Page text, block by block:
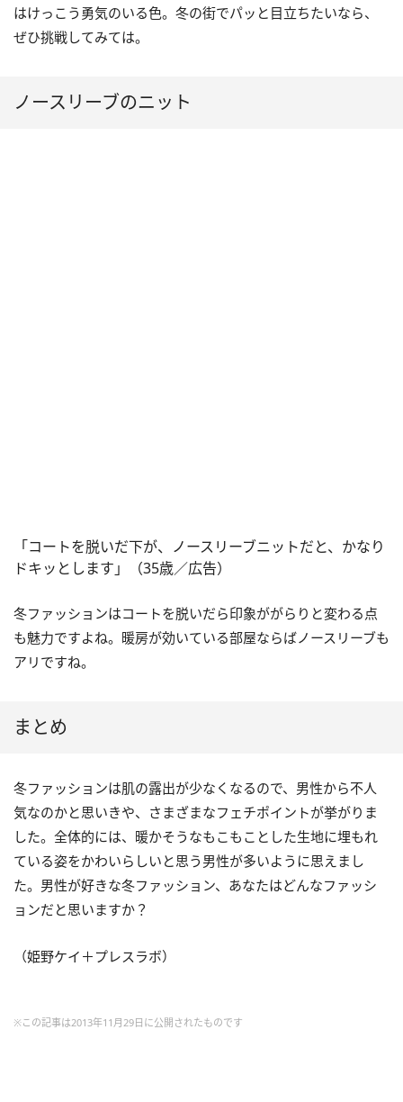
はけっこう勇気のいる色。冬の街でパッと目立ちたいなら、
ぜひ挑戦してみては。
ノースリーブのニット
「コートを脱いだ下が、ノースリーブニットだと、かなり
ドキッとします」（35歳／広告）
冬ファッションはコートを脱いだら印象ががらりと変わる点
も魅力ですよね。暖房が効いている部屋ならばノースリーブも
アリですね。
まとめ
冬ファッションは肌の露出が少なくなるので、男性から不人
気なのかと思いきや、さまざまなフェチポイントが挙がりま
した。全体的には、暖かそうなもこもことした生地に埋もれ
ている姿をかわいらしいと思う男性が多いように思えまし
た。男性が好きな冬ファッション、あなたはどんなファッシ
ョンだと思いますか？
（姫野ケイ＋プレスラボ）
※この記事は2013年11月29日に公開されたものです